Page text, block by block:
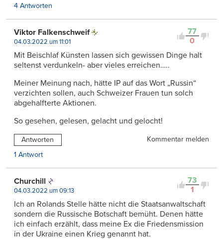
4 Antworten
77
0
Viktor Falkenschweif
04.03.2022 um 11:01
Mit Beischlaf Künsten lassen sich gewissen Dinge halt
seltenst verdunkeln- aber vieles erreichen…..
Meiner Meinung nach, hätte IP auf das Wort „Russin“
verzichten sollen, auch Schweizer Frauen tun solch
abgehalfterte Aktionen.
So gesehen, gelesen, gelacht und gelocht!
Antworten
Kommentar melden
1 Antwort
73
1
Churchill
04.03.2022 um 09:13
Ich an Rolands Stelle hätte nicht die Staatsanwaltschaft
sondern die Russische Botschaft bemüht. Denen hätte
ich einfach erzählt, dass meine Ex die Friedensmission
in der Ukraine einen Krieg genannt hat.